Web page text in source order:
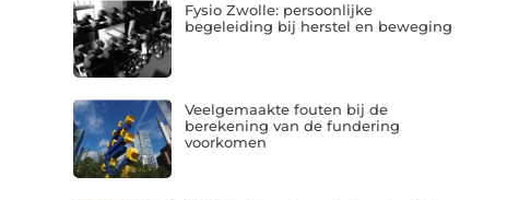
Fysio Zwolle: persoonlijke
begeleiding bij herstel en beweging
Veelgemaakte fouten bij de
berekening van de fundering
voorkomen